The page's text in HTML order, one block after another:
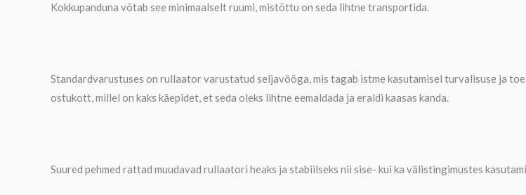
Kokkupanduna võtab see minimaalselt ruumi, mistõttu on seda lihtne transportida.
Standardvarustuses on rullaator varustatud seljavööga, mis tagab istme kasutamisel turvalisuse ja
ostukott, millel on kaks käepidet, et seda oleks lihtne eemaldada ja eraldi kaasas kanda.
Suured pehmed rattad muudavad rullaatori heaks ja stabiilseks nii sise- kui ka välistingimustes